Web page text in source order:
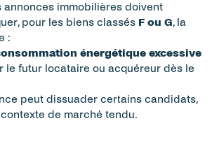
annonces immobilières doivent
pour les biens classés F ou G, la
:
énergétique excessive
le futur locataire ou acquéreur dès le
peut dissuader certains candidats,
de marché tendu.